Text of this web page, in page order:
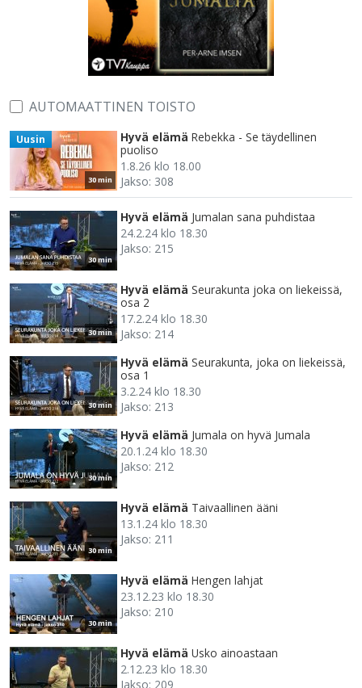
AUTOMAATTINEN TOISTO
30 min
Uusin Hyvä elämä Rebekka - Se täydellinen
puoliso
1.8.26 klo 18.00
Jakso: 308
30 min
Hyvä elämä Jumalan sana puhdistaa
24.2.24 klo 18.30
Jakso: 215
30 min
Hyvä elämä Seurakunta joka on liekeissä,
osa 2
17.2.24 klo 18.30
Jakso: 214
30 min
Hyvä elämä Seurakunta, joka on liekeissä,
osa 1
3.2.24 klo 18.30
Jakso: 213
30 min
Hyvä elämä Jumala on hyvä Jumala
20.1.24 klo 18.30
Jakso: 212
30 min
Hyvä elämä Taivaallinen ääni
13.1.24 klo 18.30
Jakso: 211
30 min
Hyvä elämä Hengen lahjat
23.12.23 klo 18.30
Jakso: 210
Hyvä elämä Usko ainoastaan
2.12.23 klo 18.30
Jakso: 209